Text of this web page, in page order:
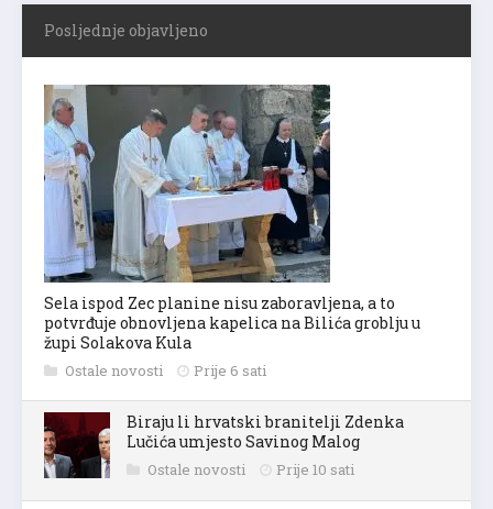
Posljednje objavljeno
Sela ispod Zec planine nisu zaboravljena, a to
potvrđuje obnovljena kapelica na Bilića groblju u
župi Solakova Kula
Ostale novosti Prije 6 sati
Biraju li hrvatski branitelji Zdenka
Lučića umjesto Savinog Malog
Ostale novosti Prije 10 sati